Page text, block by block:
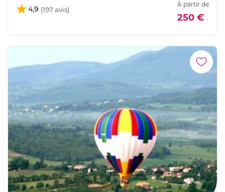
4,9
À partir de
250 €